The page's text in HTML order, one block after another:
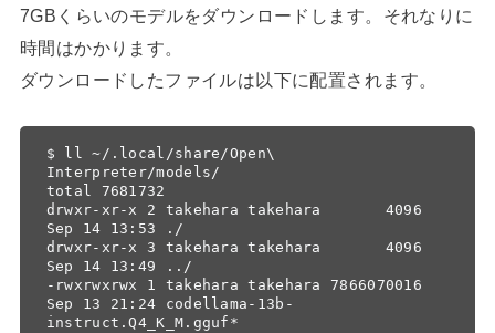
7GBくらいのモデルをダウンロードします。それなりに
時間はかかります。
ダウンロードしたファイルは以下に配置されます。
$ ll ~/.local/share/Open\
Interpreter/models/
total 7681732
drwxr-xr-x 2 takehara takehara       4096
Sep 14 13:53 ./
drwxr-xr-x 3 takehara takehara       4096
Sep 14 13:49 ../
-rwxrwxrwx 1 takehara takehara 7866070016
Sep 13 21:24 codellama-13b-
instruct.Q4_K_M.gguf*